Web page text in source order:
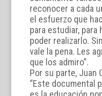
reconocer a cada
el esfuerzo que
para estudiar, para
poder realizarlo.
vale la pena. Les
que los admiro”.
Por su parte, Juan
“Este documental